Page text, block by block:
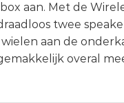
aan. Met de
twee
aan de
overal